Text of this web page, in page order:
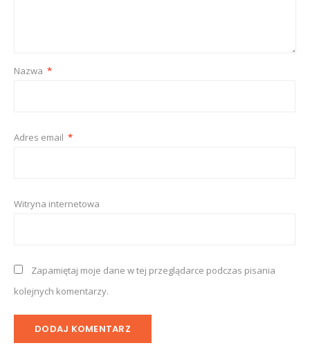
Nazwa *
Adres email *
Witryna internetowa
Zapamiętaj moje dane w tej przeglądarce podczas pisania
kolejnych komentarzy.